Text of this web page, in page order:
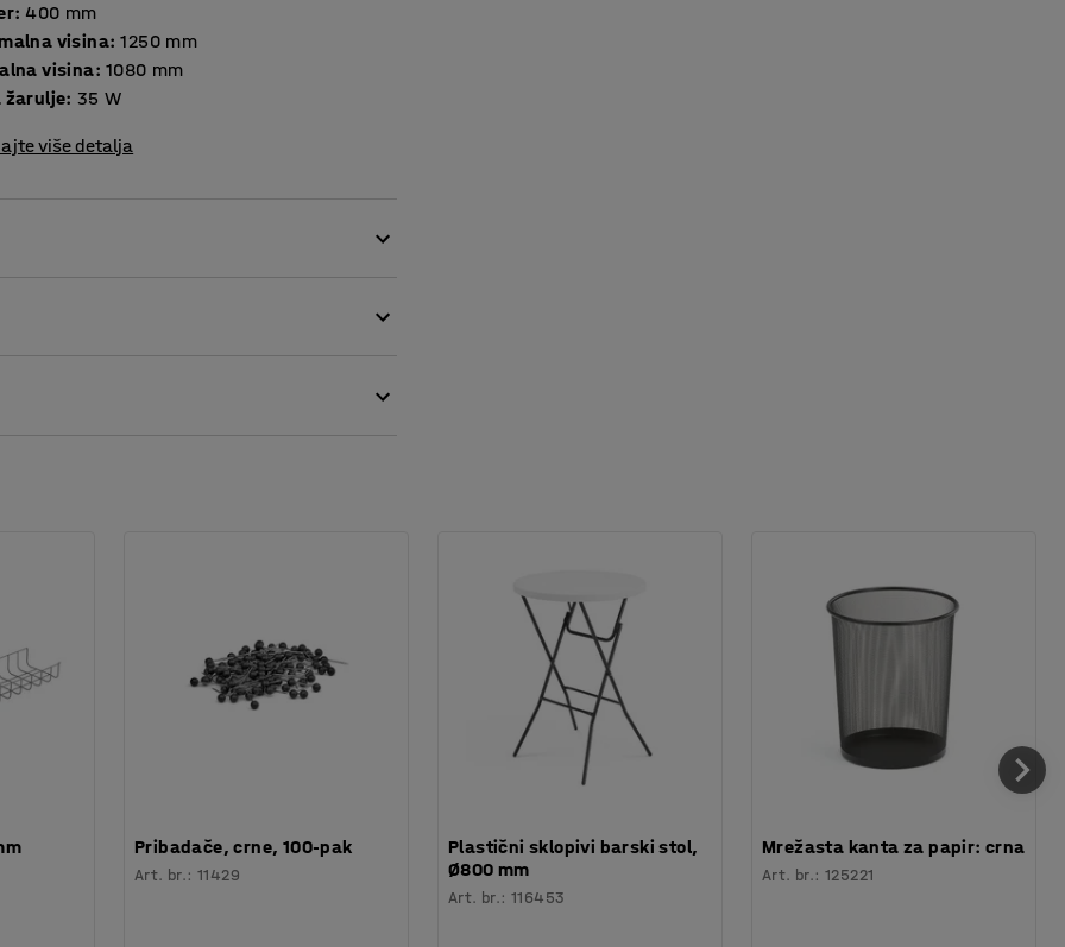
: 400 mm
visina: 1250 mm
visina: 1080 mm
žarulje: 35 W
više detalja
1080-1250 mm. Ventilator dolazi s
Pribadače, crne, 100-pak
Art. br.:11429
Plastični sklopivi barski stol,
Ø800 mm
Art. br.:116453
Mrežasta kanta za papir: crna
Art. br.:125221